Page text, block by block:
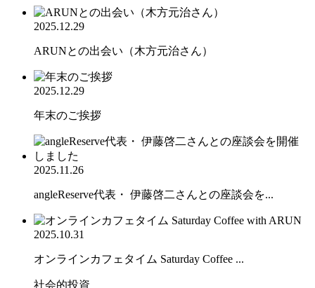
2025.12.29
ARUNとの出会い（木方元治さん）
2025.12.29
年末のご挨拶
2025.11.26
angleReserve代表・ 伊藤啓二さんとの座談会を...
2025.10.31
オンラインカフェタイム Saturday Coffee ...
社会的投資